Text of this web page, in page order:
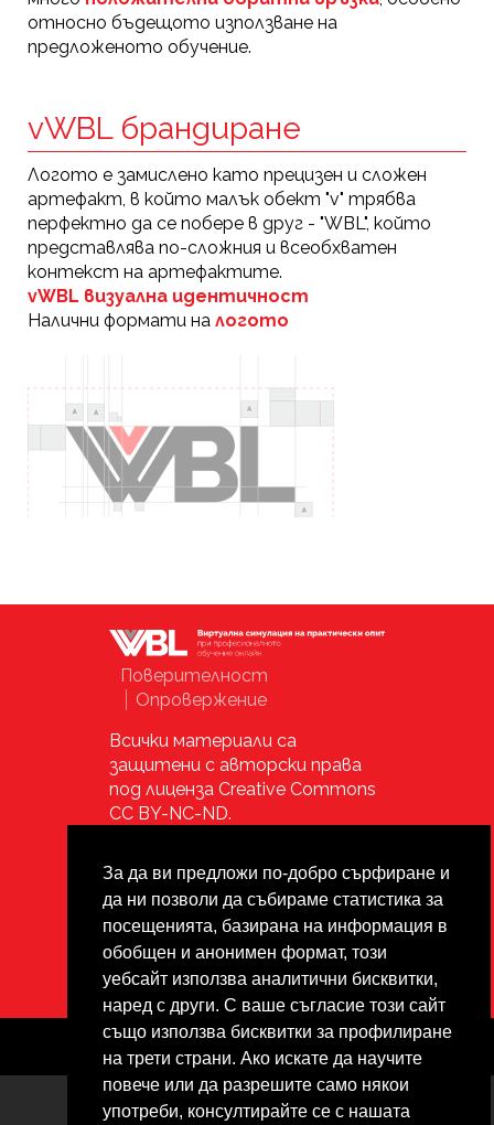
За да ви предложи по-добро сърфиране и
да ни позволи да събираме статистика за
посещенията, базирана на информация в
обобщен и анонимен формат, този
уебсайт използва аналитични бисквитки,
наред с други. С ваше съгласие този сайт
също използва бисквитки за профилиране
на трети страни. Ако искате да научите
повече или да разрешите само някои
употреби, консултирайте се с нашата
относно бъдещото използване на
предложеното обучение.
vWBL брандиране
Логото е замислено като прецизен и сложен
артефакт, в който малък обект "v" трябва
перфектно да се побере в друг - "WBL", който
представлява по-сложния и всеобхватен
контекст на артефактите.
vWBL визуална идентичност
Налични формати на логото
Footer
Поверителност
Опровержение
Всички материали са
защитени с авторски права
под лиценза Creative Commons
CC BY-NC-ND.
2020-1-PT01-KA202-078845
Designed by